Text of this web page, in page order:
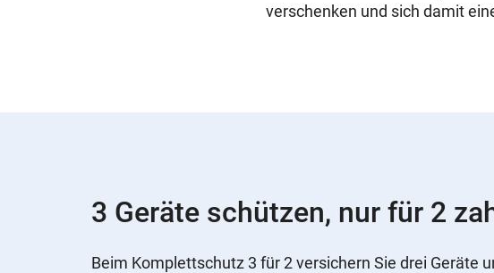
verschenken und sich damit
3 Geräte schützen, nur für 2
Beim Komplettschutz 3 für 2 versichern Sie drei Geräte